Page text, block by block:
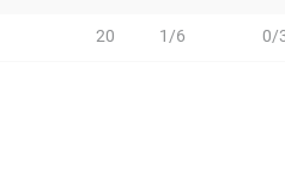
20 1/6 0/